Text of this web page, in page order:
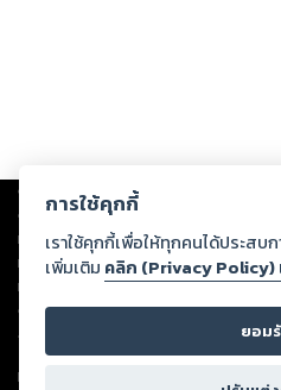
Copyright © 2026
ต่อผลงานหรือเนื้อหาใดที่อัปโหลดผ่านเว็บ
ทรัพย์สินทางปัญญาของบุคคลอื่นหรือขัดต่
ทุกท่านโปรดใช้วิจารณญาณในการกลั่นกร
หนึ่งส่วนใดขัดต่อกฎหมายและศีลธรรม กรุ
ดำเนินการในทันที ทั้งนี้ ทางสตอรี่ล็อกข
ลิขสิทธิ์ พ.ศ. 2537 (ฉบับล่าสุด)
For support: member@ookbee.com
การใช้คุกกี้
เราใช้คุกกี้เพื่อให้ทุกคนได้ประส
เพิ่มเติม คลิก (Privacy Policy)
ยอม